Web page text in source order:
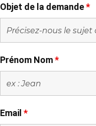
Objet de la demande*
Prénom Nom*
Email *